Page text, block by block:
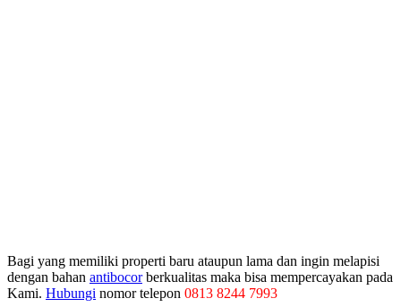
Bagi yang memiliki properti baru ataupun lama dan ingin melapisi
dengan bahan antibocorberkualitas maka bisa mempercayakan pada
Kami. Hubungi nomor telepon 0813 8244 7993